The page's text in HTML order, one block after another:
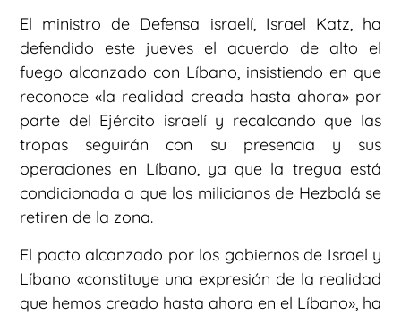
El ministro de Defensa israelí, Israel Katz, ha
defendido este jueves el acuerdo de alto el
fuego alcanzado con Líbano, insistiendo en que
reconoce «la realidad creada hasta ahora» por
parte del Ejército israelí y recalcando que las
tropas seguirán con su presencia y sus
operaciones en Líbano, ya que la tregua está
condicionada a que los milicianos de Hezbolá se
retiren de la zona.
El pacto alcanzado por los gobiernos de Israel y
Líbano «constituye una expresión de la realidad
que hemos creado hasta ahora en el Líbano», ha